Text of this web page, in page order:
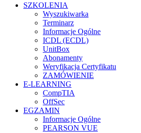
SZKOLENIA
Wyszukiwarka
Terminarz
Informacje Ogólne
ICDL (ECDL)
UnitBox
Abonamenty
Weryfikacja Certyfikatu
ZAMÓWIENIE
E-LEARNING
CompTIA
OffSec
EGZAMIN
Informacje Ogólne
PEARSON VUE